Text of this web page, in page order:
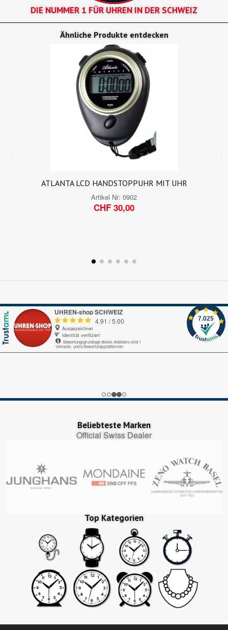
DIE NUMMER 1 FÜR UHREN IN DER SCHWEIZ
Ähnliche Produkte entdecken
ATLANTA LCD HANDSTOPPUHR MIT UHR
Artikel Nr: 0902
CHF 30,00
UHREN-shop SCHWEIZ
4.91 /5.00
Ausgezeichnet
Identität verifiziert
Bewertungsgrundlage dieses Anbieters sind 1
Verkaufs- und 6 Bewertungsplattformen
7.025
Beliebteste Marken
Official Swiss Dealer
Top Kategorien